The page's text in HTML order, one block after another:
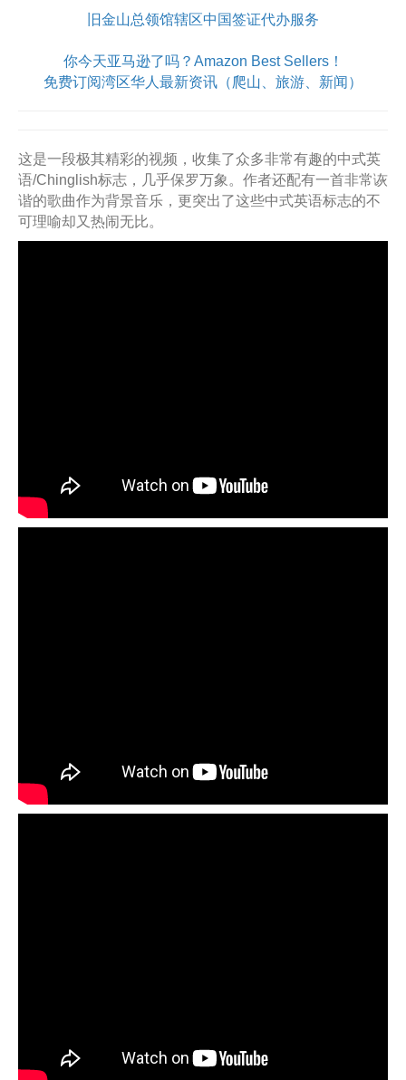
旧金山总领馆辖区中国签证代办服务
你今天亚马逊了吗？Amazon Best Sellers！
免费订阅湾区华人最新资讯（爬山、旅游、新闻）
这是一段极其精彩的视频，收集了众多非常有趣的中式英
语/Chinglish标志，几乎保罗万象。作者还配有一首非常诙
谐的歌曲作为背景音乐，更突出了这些中式英语标志的不
可理喻却又热闹无比。
点此查看详情>>>